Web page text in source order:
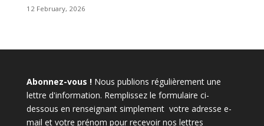
12 February, 2026
Abonnez-vous !Nous publions régulièrement une
lettre d'information. Remplissez le formulaire ci-
dessous en renseignant simplement votre adresse e-
mail et votre prénom pour recevoir nos lettres